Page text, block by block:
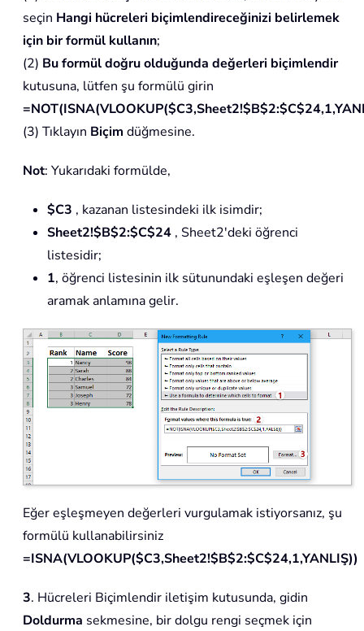
seçin Hangi hücreleri biçimlendireceğinizi belirlemek
için bir formül kullanın;
(2) Bu formül doğru olduğunda değerleri biçimlendir
kutusuna, lütfen şu formülü girin
(3) Tıklayın Biçim düğmesine.
Not: Yukarıdaki formülde,
$C3 , kazanan listesindeki ilk isimdir;
Sheet2!$B$2:$C$24 , Sheet2'deki öğrenci
listesidir;
1, öğrenci listesinin ilk sütunundaki eşleşen değeri
aramak anlamına gelir.
Eğer eşleşmeyen değerleri vurgulamak istiyorsanız, şu
formülü kullanabilirsiniz
=ISNA(VLOOKUP($C3,Sheet2!$B$2:$C$24,1,YANLIŞ))
3. Hücreleri Biçimlendir iletişim kutusunda, gidin
Doldurma sekmesine, bir dolgu rengi seçmek için